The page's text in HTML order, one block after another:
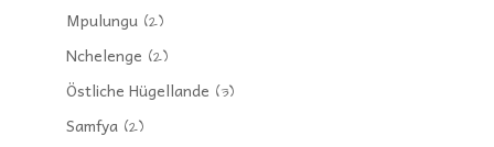
Mpulungu(2)
Nchelenge (2)
Östliche Hügellande (3)
Samfya(2)